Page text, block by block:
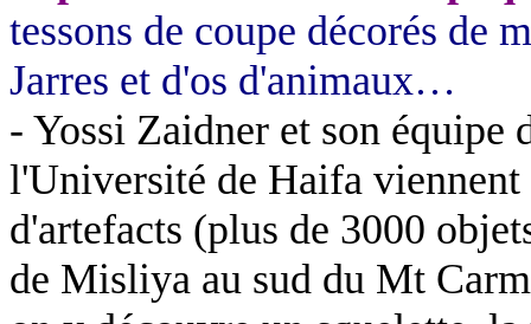
tessons de coupe décorés de
Jarres et d'os d'animaux…
- Yossi Zaidner et son équipe
l'Université de Haifa
d'artefacts (plus de 3000
de Misliya au sud du Mt